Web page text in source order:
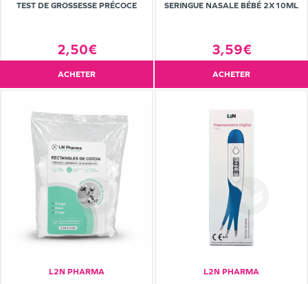
TEST DE GROSSESSE PRÉCOCE
2,50€
ACHETER
SERINGUE NASALE BÉBÉ 2X10ML
3,59€
ACHETER
L2N PHARMA
L2N PHARMA